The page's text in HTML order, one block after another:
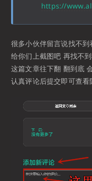
https://
很多小伙伴留言说找不
给你们上截图吧 再找不
这篇文章往下翻 翻到底
认真评论后提交即可查看